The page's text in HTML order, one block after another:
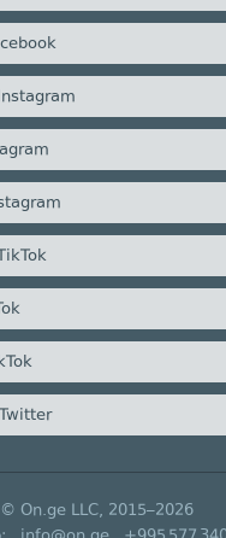
© On.ge LLC, 2015–2026